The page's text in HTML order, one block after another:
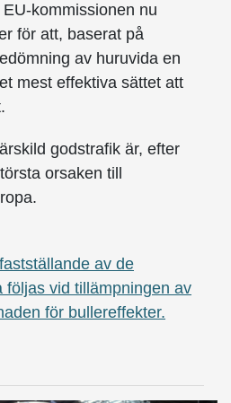
kommissionen nu
för att, baserat på
av huruvida en
mest effektiva sättet att
godstrafik är, efter
orsaken till
av de
följas vid tillämpningen av
för bullereffekter.